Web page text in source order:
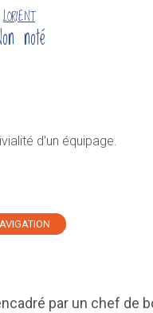
LORIENT
noté
d'un équipage.
par un chef de